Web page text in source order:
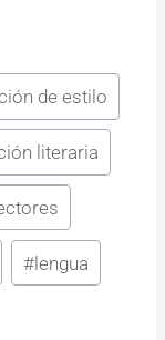
de estilo
literaria
#lengua